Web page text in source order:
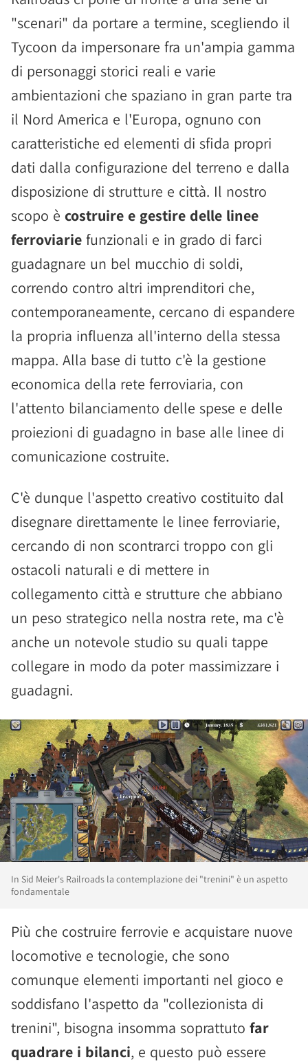
"scenari" da portare a termine, scegliendo il
Tycoon da impersonare fra un'ampia gamma
di personaggi storici reali e varie
ambientazioni che spaziano in gran parte tra
il Nord America e l'Europa, ognuno con
caratteristiche ed elementi di sfida propri
dati dalla configurazione del terreno e dalla
disposizione di strutture e città. Il nostro
scopo è costruire e gestire delle linee
ferroviarie funzionali e in grado di farci
guadagnare un bel mucchio di soldi,
correndo contro altri imprenditori che,
contemporaneamente, cercano di espandere
la propria influenza all'interno della stessa
mappa. Alla base di tutto c'è la gestione
economica della rete ferroviaria, con
l'attento bilanciamento delle spese e delle
proiezioni di guadagno in base alle linee di
comunicazione costruite.
C'è dunque l'aspetto creativo costituito dal
disegnare direttamente le linee ferroviarie,
cercando di non scontrarci troppo con gli
ostacoli naturali e di mettere in
collegamento città e strutture che abbiano
un peso strategico nella nostra rete, ma c'è
anche un notevole studio su quali tappe
collegare in modo da poter massimizzare i
guadagni.
In Sid Meier's Railroads la contemplazione dei "trenini" è un aspetto
fondamentale
Più che costruire ferrovie e acquistare nuove
locomotive e tecnologie, che sono
comunque elementi importanti nel gioco e
soddisfano l'aspetto da "collezionista di
trenini", bisogna insomma soprattuto far
quadrare i bilanci, e questo può essere